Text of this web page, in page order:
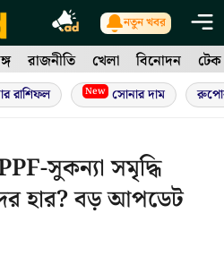
নতুন খবর
রাজনীতি খেলা বিনোদন টেক
রাশিফল New সোনার দাম
সুকন্যা সমৃদ্ধি
হার? বড় আপডেট